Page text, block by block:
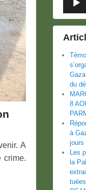
A
crime.
du
8
à
jours
Les
la